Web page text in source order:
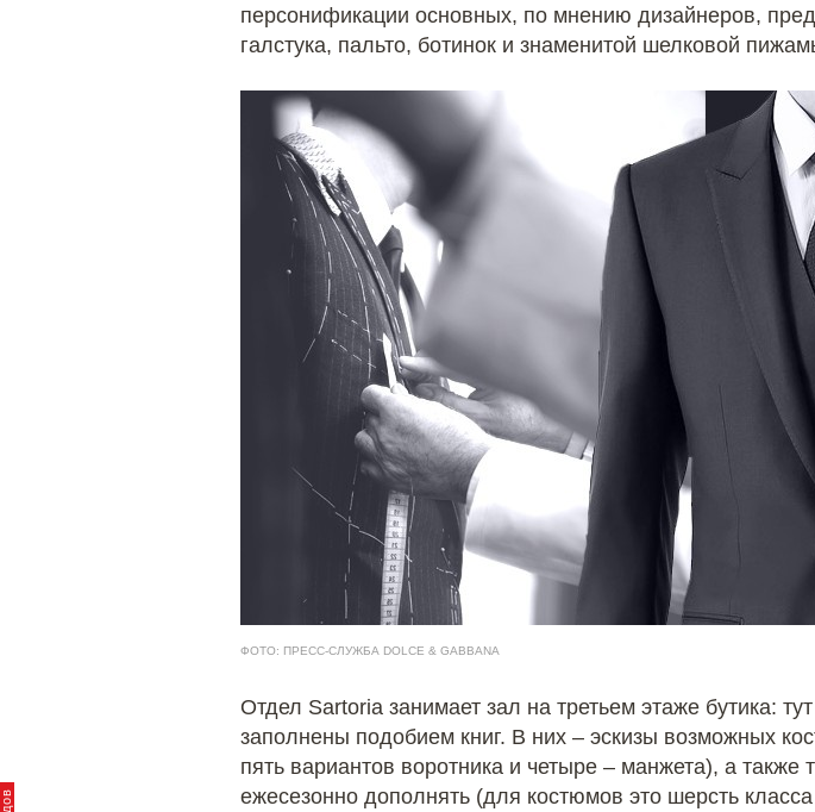
персонификации основных, по мнению дизайнеров,
галстука, пальто, ботинок и знаменитой шелковой
ФОТО: ПРЕСС-СЛУЖБА DOLCE & GABBANA
Отдел Sartoria занимает зал на третьем этаже бутика:
заполнены подобием книг. В них – эскизы возможных
пять вариантов воротника и четыре – манжета), а
ежесезонно дополнять (для костюмов это шерсть